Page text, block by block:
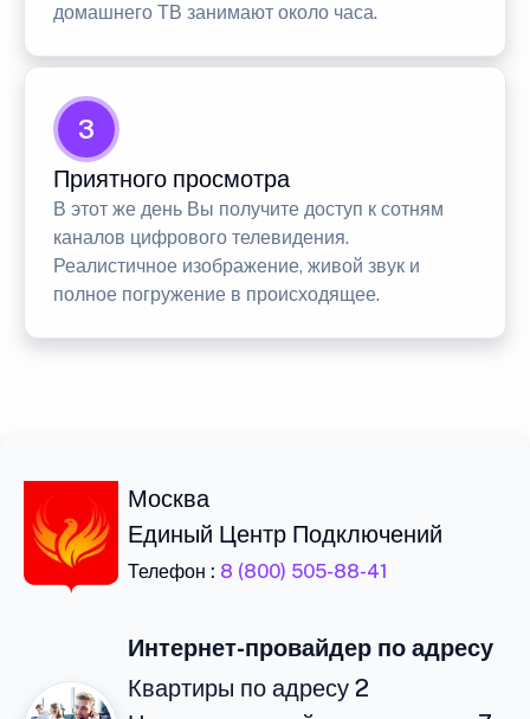
домашнего ТВ занимают около часа.
3
Приятного просмотра
В этот же день Вы получите доступ к сотням
каналов цифрового телевидения.
Реалистичное изображение, живой звук и
полное погружение в происходящее.
Москва
Единый Центр Подключений
Телефон : 8 (800) 505-88-41
Интернет-провайдер по адресу
Квартиры по адресу 2